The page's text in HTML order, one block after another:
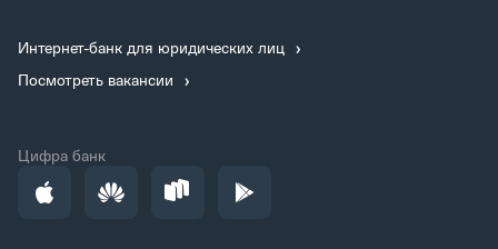
Интернет-банк для юридических лиц
Посмотреть вакансии
Цифра банк